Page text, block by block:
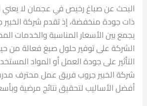
البحث عن صباغ رخيص في عجمان لا يعني
ذات جودة منخفضة، إذ تقدم شركة الخبير
يجمع بين الأسعار المناسبة والخدمات
الشركة على توفير حلول صبغ فعالة من
التأثير على جودة العمل أو المواد
شركة الخبير جروب فريق عمل محترف
أفضل الأساليب لتحقيق نتائج مرضية